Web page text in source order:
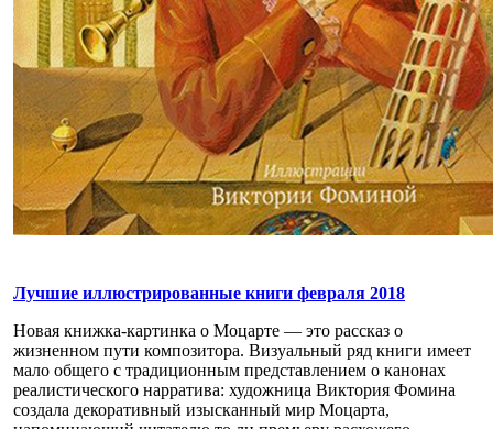
Лучшие иллюстрированные книги февраля 2018
Новая книжка-картинка о Моцарте — это рассказ о
жизненном пути композитора. Визуальный ряд книги имеет
мало общего с традиционным представлением о канонах
реалистического нарратива: художница Виктория Фомина
создала декоративный изысканный мир Моцарта,